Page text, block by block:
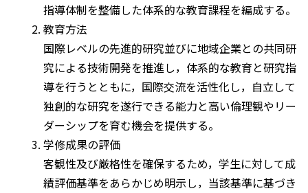
指導体制を整備した体系的な教育課程を編成する。
教育方法
国際レベルの先進的研究並びに地域企業との共同研
究による技術開発を推進し，体系的な教育と研究指
導を行うとともに，国際交流を活性化し，自立して
独創的な研究を遂行できる能力と高い倫理観やリー
ダーシップを育む機会を提供する。
学修成果の評価
客観性及び厳格性を確保するため，学生に対して成
績評価基準をあらかじめ明示し，当該基準に基づき